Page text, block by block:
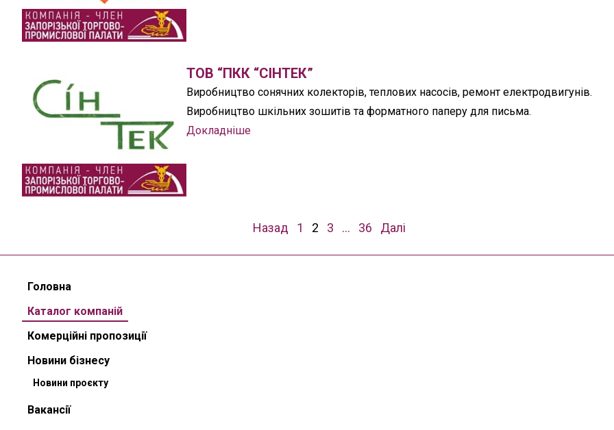
ТОВ “ПКК “СІНТЕК”
Виробництво сонячних колекторів, теплових насосів, ремонт електродвигунів.
Виробництво шкільних зошитів та форматного паперу для письма.
Докладніше
Назад 1 2 3 … 36 Далі
Головна
Каталог компаній
Комерційні пропозиції
Новини бізнесу
Новини проєкту
Вакансії